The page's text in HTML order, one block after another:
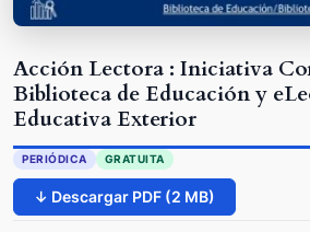
Acción Lectora : Iniciativa
Biblioteca de Educación y
Educativa Exterior
PERIÓDICA GRATUITA
↓ Descargar PDF (2 MB)